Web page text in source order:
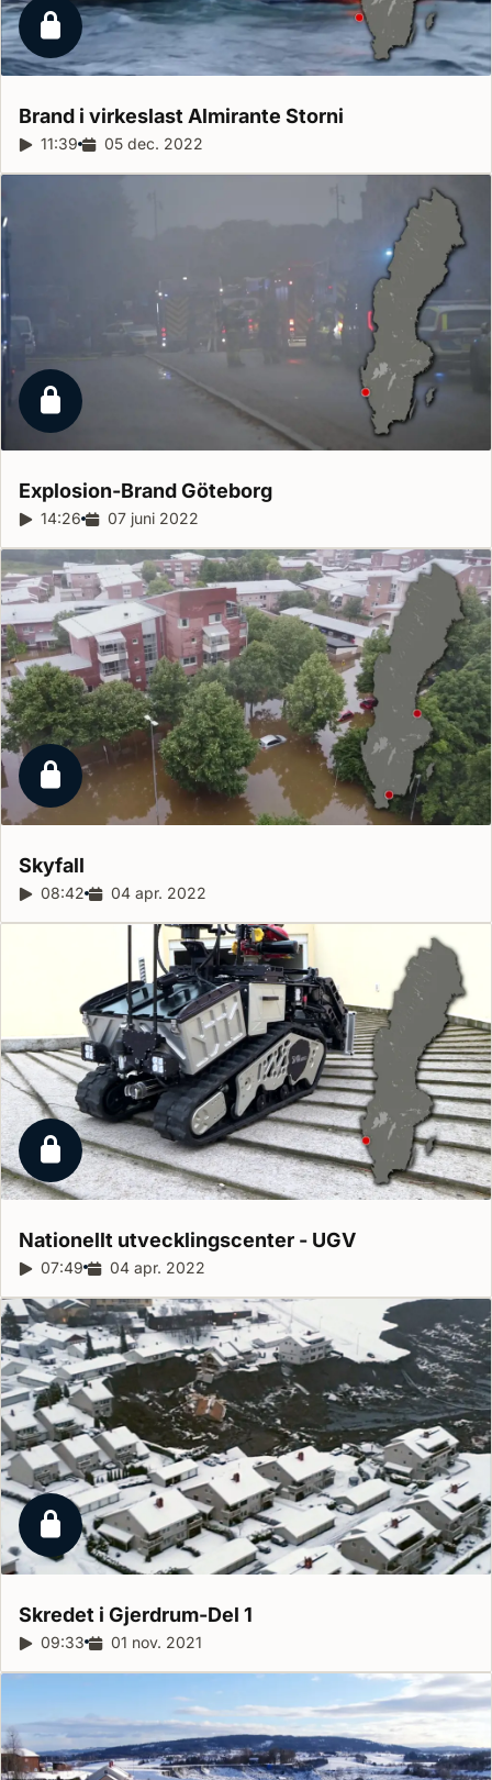
Låst reportage
Brand i virkeslast Almirante Storni
Reportagelängd:
11:39 Releasedatum:
05 dec. 2022
Låst reportage
Explosion-BrandGöteborg
Reportagelängd:
14:26 Releasedatum:
07 juni 2022
Låst reportage
Skyfall
Reportagelängd:
08:42 Releasedatum:
04 apr. 2022
Låst reportage
Nationellt utvecklingscenter - UGV
Reportagelängd:
07:49 Releasedatum:
04 apr. 2022
Låst reportage
Skredet i Gjerdrum-Del 1
Reportagelängd:
09:33 Releasedatum:
01 nov. 2021